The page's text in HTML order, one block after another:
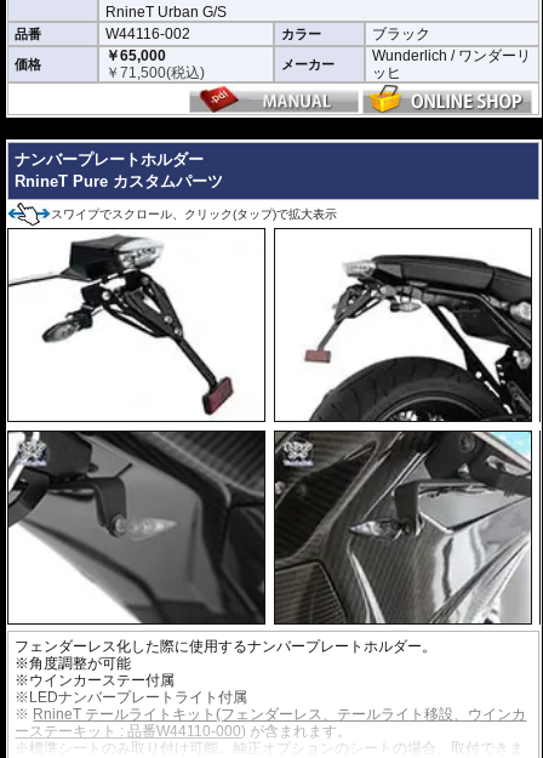
RnineT Urban G/S
品番 W44116-002 カラー ブラック
価格
￥65,000
￥71,500(税込) メーカー
Wunderlich / ワンダーリ
ッヒ
ナンバープレートホルダー
RnineT Pure カスタムパーツ
スワイプでスクロール、クリック(タップ)で拡大表示
フェンダーレス化した際に使用するナンバープレートホルダー。
※角度調整が可能
※ウインカーステー付属
※LEDナンバープレートライト付属
※ RnineT テールライトキット(フェンダーレス、テールライト移設、ウインカ
ーステーキット : 品番W44110-000) が含まれます。
※標準シートのみ取り付け可能。純正オプションのシートの場合、取付できま